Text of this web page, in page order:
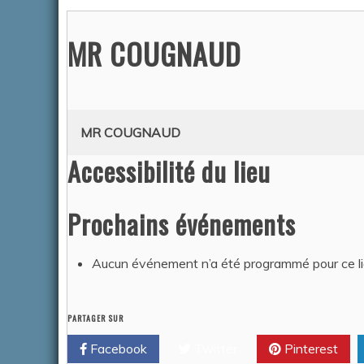
MR COUGNAUD
MR COUGNAUD
Accessibilité du lieu
Prochains événements
Aucun événement n’a été programmé pour ce
PARTAGER SUR
Facebook Pinterest
2026